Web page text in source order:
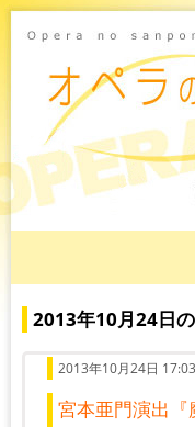
2013年10月24日
2013年10月24日 17:03
宮本亜門演出『